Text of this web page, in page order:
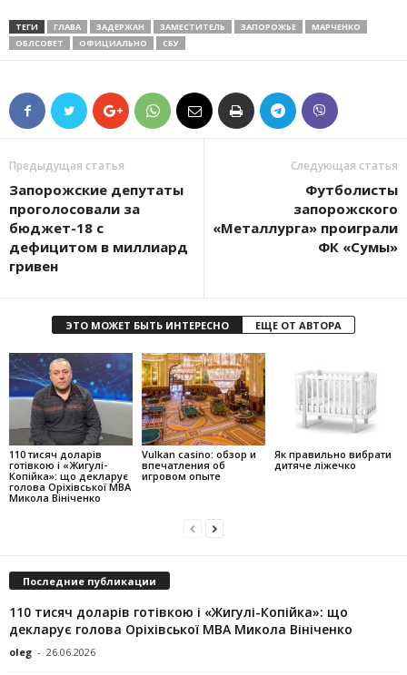
ТЕГИ ГЛАВА ЗАДЕРЖАН ЗАМЕСТИТЕЛЬ ЗАПОРОЖЬЕ
МАРЧЕНКО
ОБЛСОВЕТ
ОФИЦИАЛЬНО СБУ
Предыдущая статья
Запорожские депутаты
проголосовали за
бюджет-18 с
дефицитом в миллиард
гривен
Следующая статья
Футболисты
запорожского
«Металлурга» проиграли
ФК «Сумы»
ЭТО МОЖЕТ БЫТЬ ИНТЕРЕСНО ЕЩЕ ОТ АВТОРА
110 тисяч доларів
готівкою і «Жигулі-
Копійка»: що декларує
голова Оріхівської МВА
Микола Вініченко
Vulkan casino: обзор и
впечатления об
игровом опыте
Як правильно вибрати
дитяче ліжечко
Последние публикации
110 тисяч доларів готівкою і «Жигулі-Копійка»: що
декларує голова Оріхівської МВА Микола Вініченко
oleg - 26.06.2026